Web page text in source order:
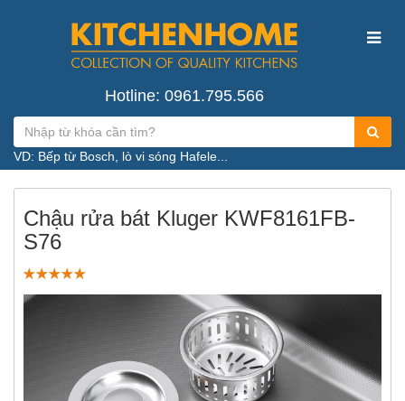
Hotline: 0961.795.566
VD: Bếp từ Bosch, lò vi sóng Hafele...
Chậu rửa bát Kluger KWF8161FB-
S76